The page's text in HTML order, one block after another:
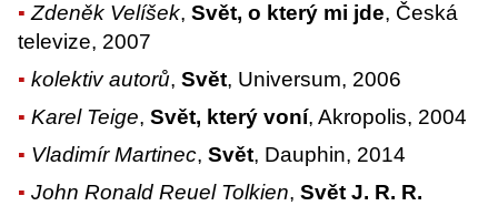
Zdeněk Velíšek,Svět, o který mi jde, Česká
televize, 2007
kolektiv autorů,Svět, Universum, 2006
Karel Teige,Svět, který voní, Akropolis, 2004
Vladimír Martinec,Svět, Dauphin, 2014
John Ronald Reuel Tolkien,Svět J. R. R.